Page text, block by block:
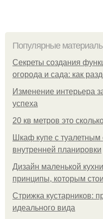
Популярные
Секреты создания
огорода и сада: как
Изменение интерьера
успеха
20 кв метров это
Шкаф купе с
внутренней планировки
Дизайн маленькой
принципы, которым
Стрижка кустарников:
идеального вида